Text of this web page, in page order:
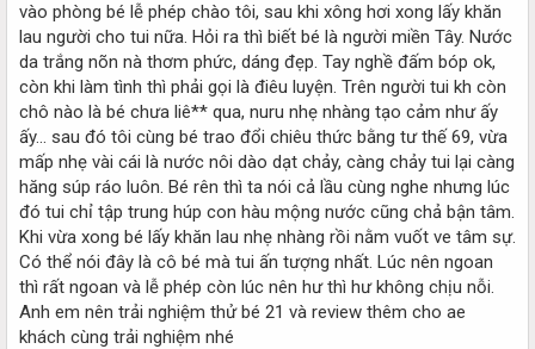
vào phòng bé lễ phép chào tôi, sau khi xông hơi xong lấy khăn
lau người cho tui nữa. Hỏi ra thì biết bé là người miền Tây. Nước
da trắng nõn nà thơm phức, dáng đẹp. Tay nghề đấm bóp ok,
còn khi làm tình thì phải gọi là điêu luyện. Trên người tui kh còn
chô nào là bé chưa liê** qua, nuru nhẹ nhàng tạo cảm như ấy
ấy... sau đó tôi cùng bé trao đổi chiêu thức bằng tư thế 69, vừa
mấp nhẹ vài cái là nước nôi dào dạt chảy, càng chảy tui lại càng
hăng súp ráo luôn. Bé rên thì ta nói cả lầu cùng nghe nhưng lúc
đó tui chỉ tập trung húp con hàu mộng nước cũng chả bận tâm.
Khi vừa xong bé lấy khăn lau nhẹ nhàng rồi nằm vuốt ve tâm sự.
Có thể nói đây là cô bé mà tui ấn tượng nhất. Lúc nên ngoan
thì rất ngoan và lễ phép còn lúc nên hư thì hư không chịu nỗi.
Anh em nên trải nghiệm thử bé 21 và review thêm cho ae
khách cùng trải nghiệm nhé